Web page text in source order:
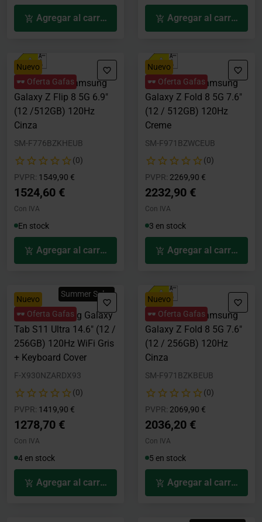
Agregar al carrito Agregar al carrito
Nuevo
🕶️ Oferta Gafas
Smartphone Samsung
Galaxy Z Flip 8 5G 6.9"
(12 /512GB) 120Hz
Cinza
SM-F776BZKHEUB
(0)
PVPR: Precio rebajado desde
1549,90 €
1524,60 €
Con IVA
En stock
Agregar al carrito
Nuevo
🕶️ Oferta Gafas
Smartphone Samsung
Galaxy Z Fold 8 5G 7.6"
(12 / 512GB) 120Hz
Creme
SM-F971BZWCEUB
(0)
PVPR: Precio rebajado desde
2269,90 €
2232,90 €
Con IVA
3 en stock
Agregar al carrito
Nuevo
🕶️ Oferta Gafas
Summer Sales
Tablet Samsung Galaxy
Tab S11 Ultra 14.6" (12 /
256GB) 120Hz WiFi Gris
+ Keyboard Cover
F-X930NZARDX93
(0)
PVPR: Precio rebajado desde
1419,90 €
1278,70 €
Con IVA
4 en stock
Agregar al carrito
Nuevo
🕶️ Oferta Gafas
Smartphone Samsung
Galaxy Z Fold 8 5G 7.6"
(12 / 256GB) 120Hz
Cinza
SM-F971BZKBEUB
(0)
PVPR: Precio rebajado desde
2069,90 €
2036,20 €
Con IVA
5 en stock
Agregar al carrito